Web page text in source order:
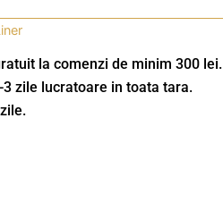
la comenzi de minim 300 lei.
3 zile lucratoare in toata tara.